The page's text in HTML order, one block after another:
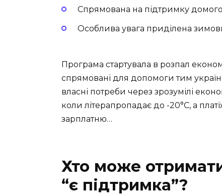
Спрямована на підтримку
Особлива увага приділена
Програма стартувала в розпал
спрямовані для допомоги тим
власні потреби через зрозумілі
коли літерапропадає до -20°С, а
зарплатню…
Хто може
“є підтримка”?